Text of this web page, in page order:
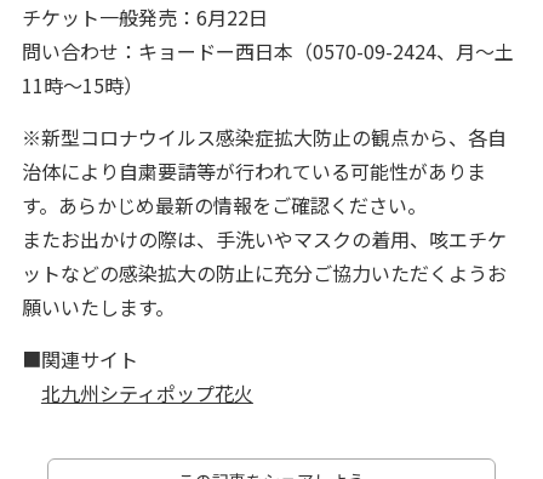
チケット一般発売：6月22日
問い合わせ：キョードー西日本（0570-09-2424、月～土
11時～15時）
※新型コロナウイルス感染症拡大防止の観点から、各自
治体により自粛要請等が行われている可能性がありま
す。あらかじめ最新の情報をご確認ください。
またお出かけの際は、手洗いやマスクの着用、咳エチケ
ットなどの感染拡大の防止に充分ご協力いただくようお
願いいたします。
■関連サイト
北九州シティポップ花火